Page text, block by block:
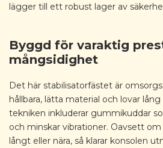
lägger till ett robust lager av
Byggd för varaktig
mångsidighet
Det här stabilisatorfästet är
hållbara, lätta material och lovar
tekniken inkluderar gummikuddar
och minskar vibrationer. Oavsett
långt eller nära, så klarar konsolen